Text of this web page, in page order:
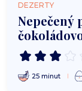
DEZERTY
Nepečený
25 minut